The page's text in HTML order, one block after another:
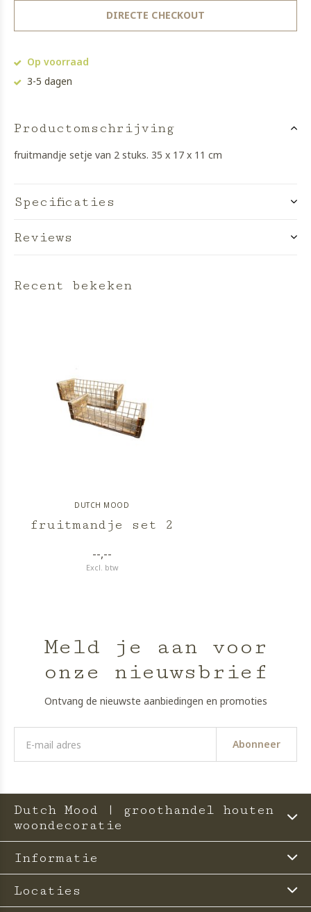
DIRECTE CHECKOUT
Op voorraad
3-5 dagen
Productomschrijving
fruitmandje setje van 2 stuks. 35 x 17 x 11 cm
Specificaties
Reviews
Recent bekeken
DUTCH MOOD
fruitmandje set 2
--,--
Excl. btw
Meld je aan voor
onze nieuwsbrief
Ontvang de nieuwste aanbiedingen en promoties
Abonneer
Dutch Mood | groothandel houten
woondecoratie
Informatie
Locaties